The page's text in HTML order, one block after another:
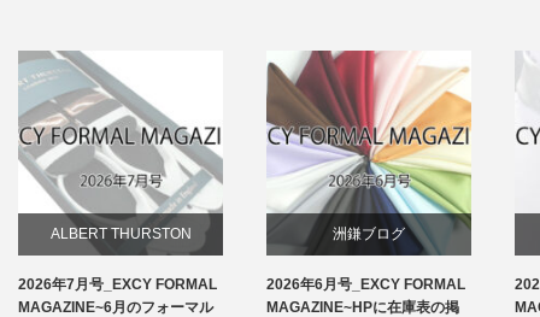
ALBERT THURSTON
お知らせ
2026年7月号_EXCY FORMAL
MAGAZINE~6月のフォーマル
洲鎌ブログ
2026年6月号_EXCY FORMAL
MAGAZINE~HPに在庫表の掲